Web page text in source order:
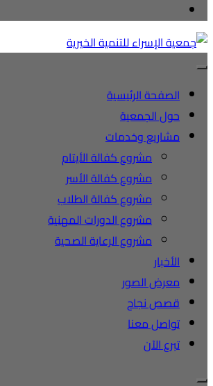
الصفحة الرئيسية
حول الجمعية
مشاريع وخدمات
مشروع كفالة الأيتام
مشروع كفالة الأسر
مشروع كفالة الطلاب
مشروع الدورات المهنية
مشروع الرعاية الصحية
الأخبار
معرض الصور
قصص نجاح
تواصل معنا
تبرع الآن